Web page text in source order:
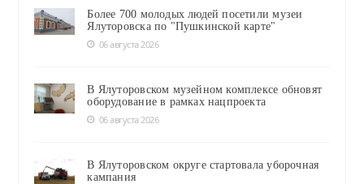
Более 700 молодых людей посетили музеи
Ялуторовска по "Пушкинской карте"
06 августа 2026
В Ялуторовском музейном комплексе обновят
оборудование в рамках нацпроекта
06 августа 2026
В Ялуторовском округе стартовала уборочная
кампания